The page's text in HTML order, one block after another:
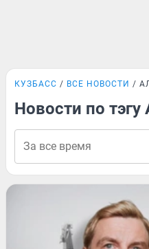
КУЗБАСС ВСЕ НОВОСТИ
Новости по